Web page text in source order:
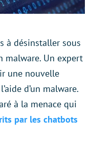
à désinstaller sous
malware. Un expert
une nouvelle
d’un malware.
à la menace qui
par les chatbots